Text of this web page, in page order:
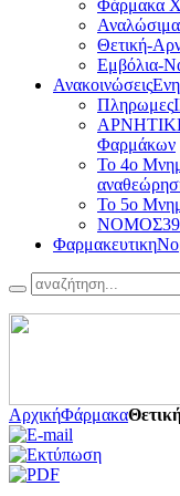
Φάρμακα
Αναλώσιμα
Θετική-
Εμβόλια-
Ανακοινώσεις
Πληρωμες
Φαρμάκων
Το 4ο
Το 5ο
ΝΟΜΟΣ
Φαρμακευτικη
ΑρχικήΦάρμακα